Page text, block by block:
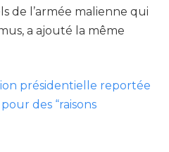
de l’armée malienne qui
a ajouté la même
présidentielle reportée
des “raisons